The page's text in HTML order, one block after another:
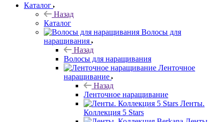
Каталог
Назад
Каталог
Волосы для
наращивания
Назад
Волосы для наращивания
Ленточное
наращивание
Назад
Ленточное наращивание
Ленты.
Коллекция 5 Stars